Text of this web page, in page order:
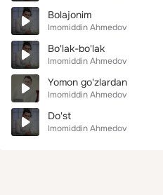
Bolajonim
Imomiddin Ahmedov
Bo'lak-bo'lak
Imomiddin Ahmedov
Yomon go'zlardan
Imomiddin Ahmedov
Do'st
Imomiddin Ahmedov